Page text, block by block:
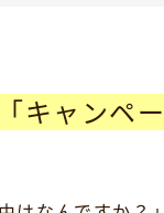
「キャンペ